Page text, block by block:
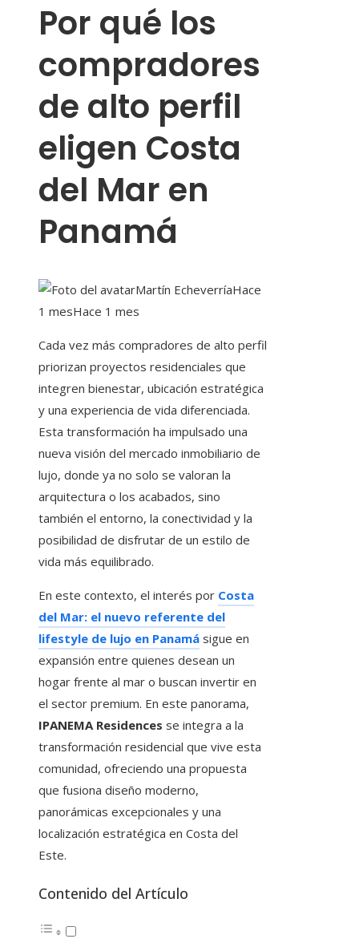
Por qué los
compradores
de alto perfil
eligen Costa
del Mar en
Panamá
Martín EcheverríaHace
1 mesHace 1 mes
Cada vez más compradores de alto perfil
priorizan proyectos residenciales que
integren bienestar, ubicación estratégica
y una experiencia de vida diferenciada.
Esta transformación ha impulsado una
nueva visión del mercado inmobiliario de
lujo, donde ya no solo se valoran la
arquitectura o los acabados, sino
también el entorno, la conectividad y la
posibilidad de disfrutar de un estilo de
vida más equilibrado.
En este contexto, el interés por Costa
del Mar: el nuevo referente del
lifestyle de lujo en Panamá sigue en
expansión entre quienes desean un
hogar frente al mar o buscan invertir en
el sector premium. En este panorama,
IPANEMA Residences se integra a la
transformación residencial que vive esta
comunidad, ofreciendo una propuesta
que fusiona diseño moderno,
panorámicas excepcionales y una
localización estratégica en Costa del
Este.
Contenido del Artículo